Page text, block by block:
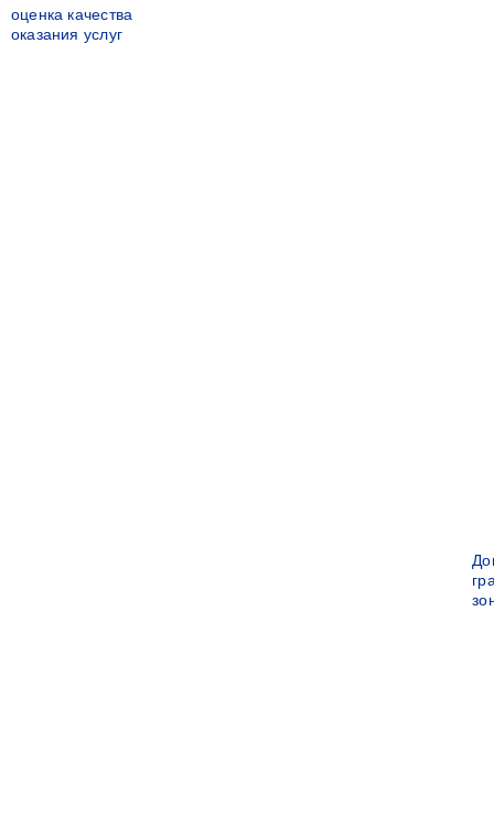
оценка качества
оказания услуг